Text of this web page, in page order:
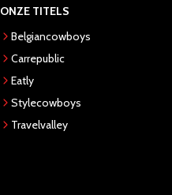
ONZE TITELS
Belgiancowboys
Carrepublic
Eatly
Stylecowboys
Travelvalley